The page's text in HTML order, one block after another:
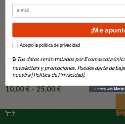
Acana Adult Large 11,4 kg
Available on backorder
10,00€-25,00€
Email
¡Me
How would you like to hear from us?
Acepto la política de privacidad
🔒 Tus datos serán tratados por Ecomascota
newsletters y promociones. Puedes darte de
nuestra [Política de Privacidad].